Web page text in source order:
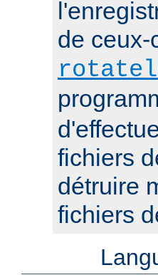
de ceux-
fichiers
détruire
fichiers